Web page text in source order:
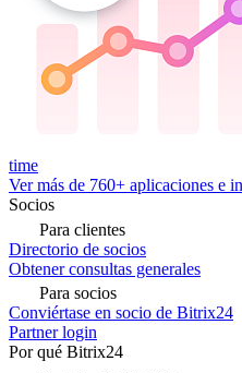
time
Ver más de 760+ aplicaciones e
Socios
Para clientes
Directorio de socios
Obtener consultas generales
Para socios
Conviértase en socio de Bitrix24
Partner login
Por qué Bitrix24